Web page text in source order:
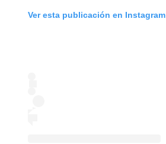
Ver esta publicación en Instagram